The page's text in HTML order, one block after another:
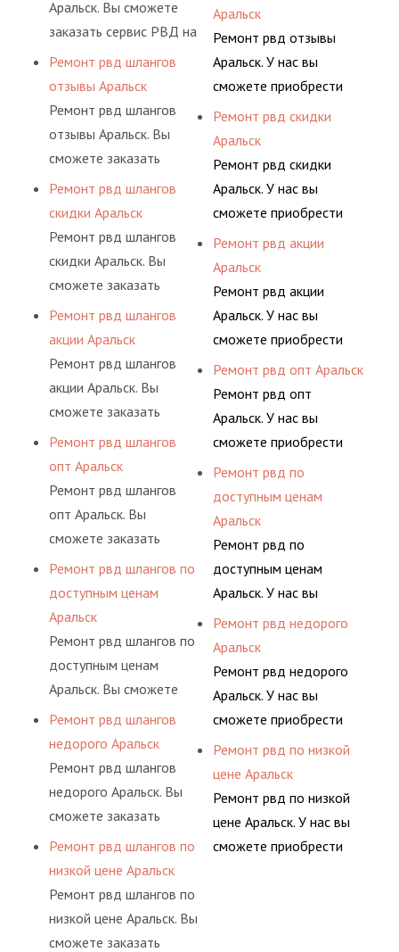
обслуживания
предприятия.
Аральск. Вы сможете
заказать сервис РВД на
разовой основе либо на
условиях
долговременного
комплексного
обслуживания
предприятия.
Ремонт рвд шлангов
отзывы Аральск
Ремонт рвд шлангов
отзывы Аральск. Вы
сможете заказать
сервис РВД на разовой
основе либо на
условиях
долговременного
комплексного
гидросистем Вашего
предприятия.
Ремонт рвд шлангов
скидки Аральск
Ремонт рвд шлангов
скидки Аральск. Вы
сможете заказать
сервис РВД на разовой
основе либо на
условиях
долговременного
комплексного
гидросистем Вашего
предприятия.
Ремонт рвд шлангов
акции Аральск
Ремонт рвд шлангов
акции Аральск. Вы
сможете заказать
сервис РВД на разовой
основе либо на
условиях
долговременного
комплексного
гидросистем Вашего
предприятия.
Ремонт рвд шлангов
опт Аральск
Ремонт рвд шлангов
опт Аральск. Вы
сможете заказать
сервис РВД на разовой
основе либо на
условиях
долговременного
комплексного
обслуживания
предприятия.
Ремонт рвд шлангов по
доступным ценам
Аральск
Ремонт рвд шлангов по
доступным ценам
Аральск. Вы сможете
заказать сервис РВД на
разовой основе либо на
условиях
долговременного
комплексного
гидросистем Вашего
предприятия.
Ремонт рвд шлангов
недорого Аральск
Ремонт рвд шлангов
недорого Аральск. Вы
сможете заказать
сервис РВД на разовой
основе либо на
условиях
долговременного
комплексного
Ремонт рвд шлангов по
низкой цене Аральск
Ремонт рвд шлангов по
низкой цене Аральск. Вы
сможете заказать
сложную задачу.
шлангов производится
высококвалифицирован
ными спецами, которые
помогут решить любую
сложную задачу.
комплектующими,
АДЫМ Инжиниринг
предлагает ремонт
шлангов высокого
шлангов производится
высококвалифицирован
ными спецами, которые
помогут решить любую
сложную задачу.
Аральск
Ремонт рвд отзывы
Аральск. У нас вы
сможете приобрести
рукав с разными
фитингами и
комплектующими,
АДЫМ Инжиниринг
предлагает ремонт
давления. Ремонт
шлангов производится
высококвалифицирован
ными спецами, которые
помогут решить любую
сложную задачу.
Ремонт рвд скидки
Аральск
Ремонт рвд скидки
Аральск. У нас вы
сможете приобрести
рукав с разными
фитингами и
комплектующими,
АДЫМ Инжиниринг
предлагает ремонт
давления. Ремонт
шлангов производится
высококвалифицирован
ными спецами, которые
помогут решить любую
сложную задачу.
Ремонт рвд акции
Аральск
Ремонт рвд акции
Аральск. У нас вы
сможете приобрести
рукав с разными
фитингами и
комплектующими,
АДЫМ Инжиниринг
шлангов высокого
давления. Ремонт
шлангов производится
высококвалифицирован
ными спецами, которые
помогут решить любую
сложную задачу.
Ремонт рвд опт Аральск
Ремонт рвд опт
Аральск. У нас вы
сможете приобрести
рукав с разными
фитингами и
комплектующими,
АДЫМ Инжиниринг
предлагает ремонт
шлангов высокого
шлангов производится
высококвалифицирован
ными спецами, которые
помогут решить любую
сложную задачу.
Ремонт рвд по
доступным ценам
Аральск
Ремонт рвд по
доступным ценам
Аральск. У нас вы
сможете приобрести
рукав с разными
фитингами и
комплектующими,
АДЫМ Инжиниринг
шлангов высокого
давления. Ремонт
шлангов производится
высококвалифицирован
ными спецами, которые
Ремонт рвд недорого
Аральск
Ремонт рвд недорого
Аральск. У нас вы
сможете приобрести
рукав с разными
фитингами и
комплектующими,
АДЫМ Инжиниринг
предлагает ремонт
Ремонт рвд по низкой
цене Аральск
Ремонт рвд по низкой
цене Аральск. У нас вы
сможете приобрести